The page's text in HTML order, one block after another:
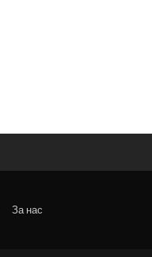
За нас